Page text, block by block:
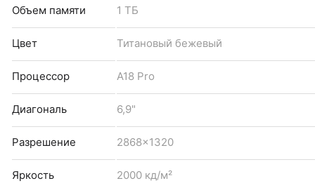
Объем памяти 1 ТБ
Цвет Титановый бежевый
Процессор A18 Pro
Диагональ 6,9"
Разрешение 2868x1320
Яркость 2000 кд/м²